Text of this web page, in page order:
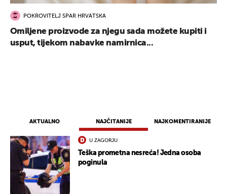
AKTUALNO NAJČITANIJE NAJKOMENTIRANIJE
U ZAGORJU
Teška prometna nesreća! Jedna osoba
poginula
POKROVITELJ SPAR HRVATSKA
Omiljene proizvode za njegu sada možete kupiti i
usput, tijekom nabavke namirnica...